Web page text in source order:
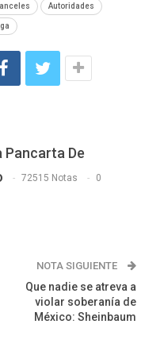
Autoridades
Pancarta De
72515 Notas 0
NOTA SIGUIENTE
Que nadie se atreva a
violar soberanía de
México: Sheinbaum